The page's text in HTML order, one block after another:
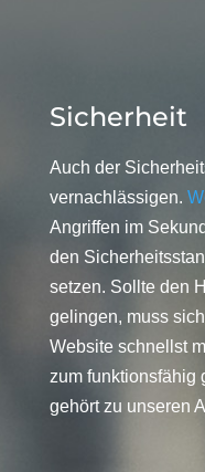
Sicherheit
Auch der
vernachlässigen.
Angriffen im
den
setzen. Sollte den
gelingen, muss
Website schnellst
zum funktionsfähig
gehört zu unseren